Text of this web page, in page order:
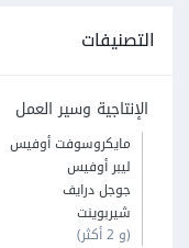
التصنيفات
الإنتاجية وسير العمل
مايكروسوفت أوفيس
ليبر أوفيس
جوجل درايف
شيربوينت
(و 2 أكثر)